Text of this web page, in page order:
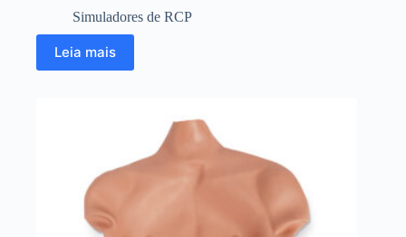
Simuladores de RCP
Leia mais